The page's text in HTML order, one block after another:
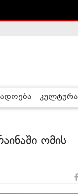
კულტურა
ომის